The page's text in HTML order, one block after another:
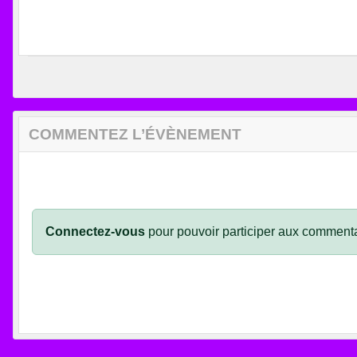
COMMENTEZ L’ÉVÈNEMENT
Connectez-vous pour pouvoir participer aux